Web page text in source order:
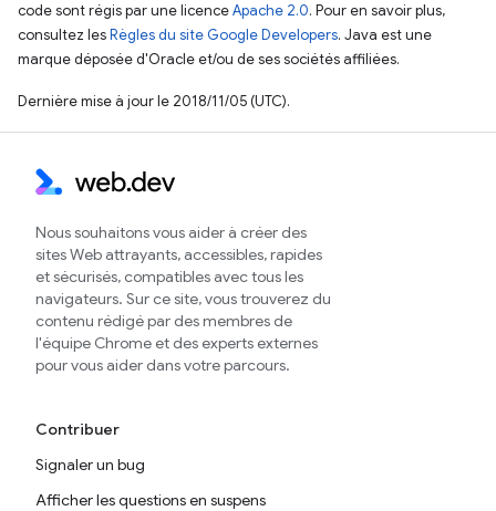
code sont régis par une licenceApache 2.0. Pour en savoir plus,
consultez lesRègles du site Google Developers. Java est une
marque déposée d'Oracle et/ou de ses sociétés affiliées.
Dernière mise à jour le 2018/11/05 (UTC).
Nous souhaitons vous aider à créer des
sites Web attrayants, accessibles, rapides
et sécurisés, compatibles avec tous les
navigateurs. Sur ce site, vous trouverez du
contenu rédigé par des membres de
l'équipe Chrome et des experts externes
pour vous aider dans votre parcours.
Contribuer
Signaler un bug
Afficher les questions en suspens